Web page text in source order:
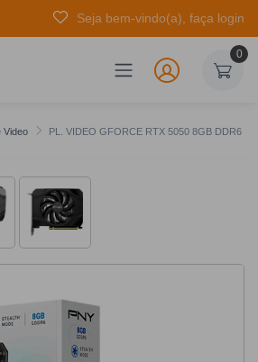
Seja bem-vindo(a), faça login
0
Video PL. VIDEO GFORCE RTX 5050 8GB DDR6